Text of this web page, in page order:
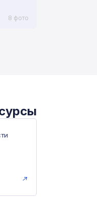
8 фото
↗